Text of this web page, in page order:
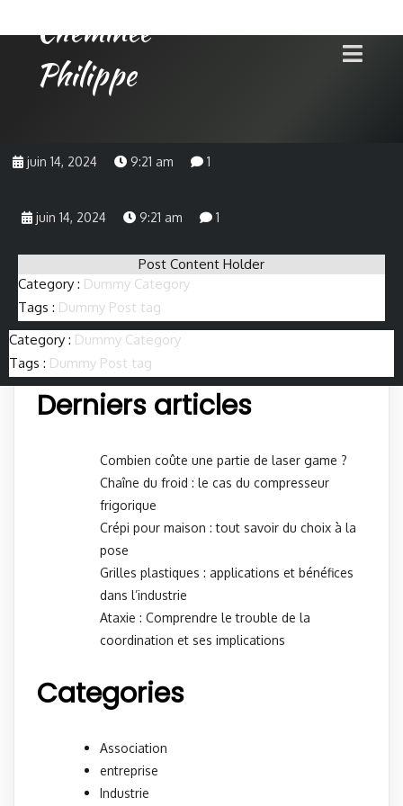
Cheminée
Philippe
juin 14, 2024 9:21 am 1
juin 14, 2024 9:21 am 1
Post Content Holder
Category : Dummy Category
Tags : Dummy Post tag
Category : Dummy Category
Tags : Dummy Post tag
Derniers articles
Combien coûte une partie de laser game ?
Chaîne du froid : le cas du compresseur
frigorique
Crépi pour maison : tout savoir du choix à la
pose
Grilles plastiques : applications et bénéfices
dans l’industrie
Ataxie : Comprendre le trouble de la
coordination et ses implications
Categories
Association
entreprise
Industrie